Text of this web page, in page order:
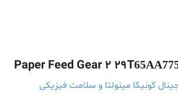
Paper Feed Gear 2 29T
کونیکا مینولتا و سلامت فیزیکی